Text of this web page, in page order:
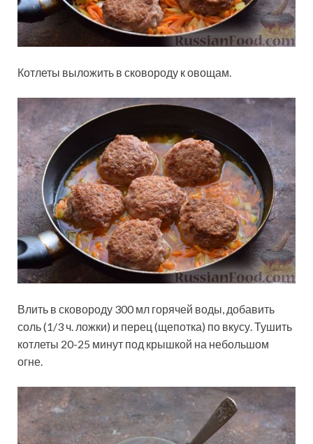
Котлеты выложить в сковороду к овощам.
Влить в сковороду 300 мл горячей воды, добавить
соль (1/3 ч. ложки) и перец (щепотка) по вкусу. Тушить
котлеты 20-25 минут под крышкой на небольшом
огне.